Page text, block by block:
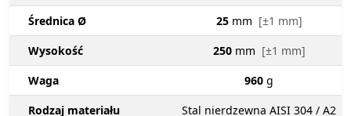
Średnica Ø
25 mm [±1 mm]
Wysokość
250 mm [±1 mm]
Waga
960 g
Rodzaj materiału
Stal nierdzewna AISI 304 / A2